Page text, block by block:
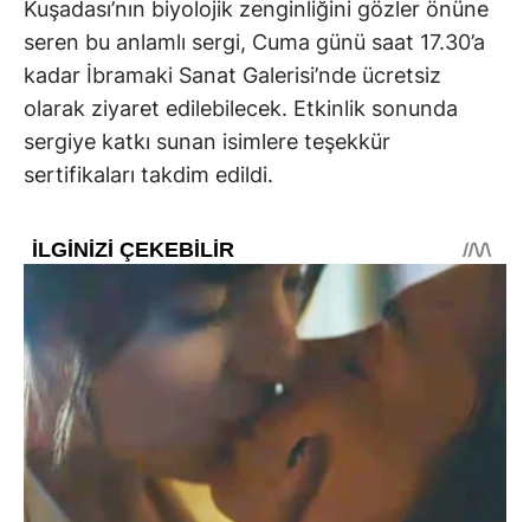
Kuşadası’nın biyolojik zenginliğini gözler önüne
seren bu anlamlı sergi, Cuma günü saat 17.30’a
kadar İbramaki Sanat Galerisi’nde ücretsiz
olarak ziyaret edilebilecek. Etkinlik sonunda
sergiye katkı sunan isimlere teşekkür
sertifikaları takdim edildi.